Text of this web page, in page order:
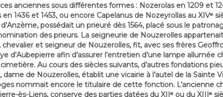
anciennes sous différentes formes : Nozerolas en 1209 et
1436 et 1453, ou encore Capelanus de Nozeyrollas au XIVᵉ
possédait un prieuré dès 1564, placé sous le
des prieurs. La seigneurie de Nouzerolles
chevalier et seigneur de Nouzerolles, fit, avec ses frères
d’Aubepierre afin d’assurer l’entretien d’une lampe
Au cours des siècles suivants, d’autres fondations
dame de Nouzerolles, établit une vicairie à l’autel de la Sainte
nommait encore le titulaire de cette fonction. L’ancienne
ès-Liens, conserve des parties datées du XIIᵉ ou du XIIIᵉ